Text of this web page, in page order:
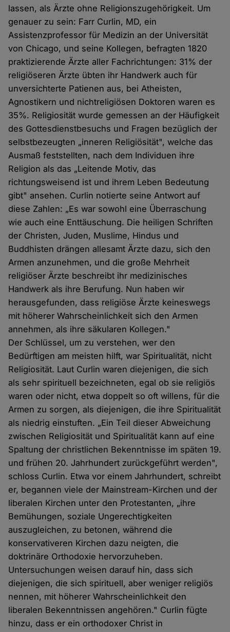
lassen, als Ärzte ohne Religionszugehörigkeit. Um
genauer zu sein: Farr Curlin, MD, ein
Assistenzprofessor für Medizin an der Universität
von Chicago, und seine Kollegen, befragten 1820
praktizierende Ärzte aller Fachrichtungen: 31% der
religiöseren Ärzte übten ihr Handwerk auch für
unversichterte Patienen aus, bei Atheisten,
Agnostikern und nichtreligiösen Doktoren waren es
35%. Religiosität wurde gemessen an der Häufigkeit
des Gottesdienstbesuchs und Fragen bezüglich der
selbstbezeugten „inneren Religiösität", welche das
Ausmaß feststellten, nach dem Individuen ihre
Religion als das „Leitende Motiv, das
richtungsweisend ist und ihrem Leben Bedeutung
gibt" ansehen. Curlin notierte seine Antwort auf
diese Zahlen: „Es war sowohl eine Überraschung
wie auch eine Enttäuschung. Die heiligen Schriften
der Christen, Juden, Muslime, Hindus und
Buddhisten drängen allesamt Ärzte dazu, sich den
Armen anzunehmen, und die große Mehrheit
religiöser Ärzte beschreibt ihr medizinisches
Handwerk als ihre Berufung. Nun haben wir
herausgefunden, dass religiöse Ärzte keineswegs
mit höherer Wahrscheinlichkeit sich den Armen
annehmen, als ihre säkularen Kollegen."
Der Schlüssel, um zu verstehen, wer den
Bedürftigen am meisten hilft, war Spiritualität, nicht
Religiosität. Laut Curlin waren diejenigen, die sich
als sehr spirituell bezeichneten, egal ob sie religiös
waren oder nicht, etwa doppelt so oft willens, für die
Armen zu sorgen, als diejenigen, die ihre Spiritualität
als niedrig einstuften. „Ein Teil dieser Abweichung
zwischen Religiosität und Spiritualität kann auf eine
Spaltung der christlichen Bekenntnisse im späten 19.
und frühen 20. Jahrhundert zurückgeführt werden",
schloss Curlin. Etwa vor einem Jahrhundert, schreibt
er, begannen viele der Mainstream-Kirchen und der
liberalen Kirchen unter den Protestanten, „ihre
Bemühungen, soziale Ungerechtigkeiten
auszugleichen, zu betonen, während die
konservativeren Kirchen dazu neigten, die
doktrinäre Orthodoxie hervorzuheben.
Untersuchungen weisen darauf hin, dass sich
diejenigen, die sich spirituell, aber weniger religiös
nennen, mit höherer Wahrscheinlichkeit den
liberalen Bekenntnissen angehören." Curlin fügte
hinzu, dass er ein orthodoxer Christ in